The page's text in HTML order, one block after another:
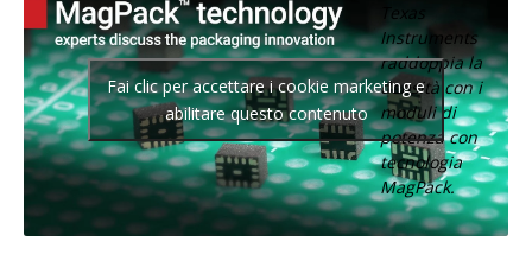
Texas
Instruments
raddoppia la
densità con i
moduli di
potenza con
tecnologia
MagPack.
Fai clic per accettare i cookie marketing e
abilitare questo contenuto